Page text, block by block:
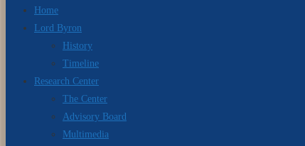
Home
Lord Byron
History
Timeline
Research Center
The Center
Advisory Board
Multimedia